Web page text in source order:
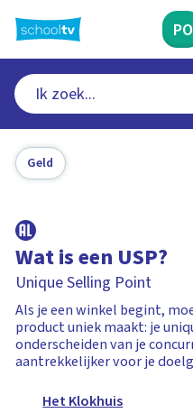
naar
hoofdinhoud
PO
Geld
Wat is een USP?
Unique Selling Point
Als je een winkel begint,
product uniek maakt: je
onderscheiden van je
aantrekkelijker voor je
Het Klokhuis